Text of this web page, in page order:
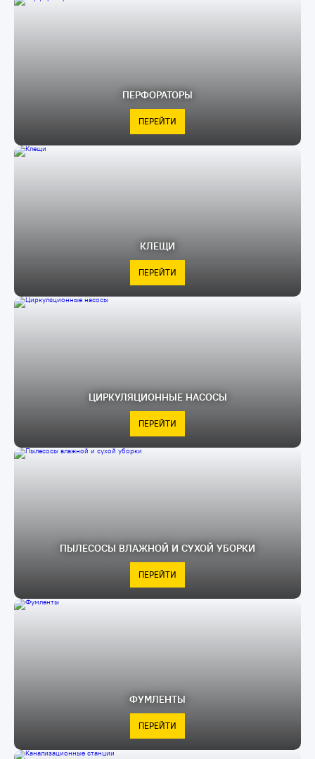
ПЕРФОРАТОРЫ
ПЕРЕЙТИ
КЛЕЩИ
ПЕРЕЙТИ
ЦИРКУЛЯЦИОННЫЕ НАСОСЫ
ПЕРЕЙТИ
ПЫЛЕСОСЫ ВЛАЖНОЙ И СУХОЙ УБОРКИ
ПЕРЕЙТИ
ФУМЛЕНТЫ
ПЕРЕЙТИ